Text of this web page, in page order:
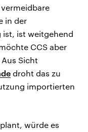
in der
ist weitgehend
CCS aber
Sicht
droht das zu
importierten
würde es